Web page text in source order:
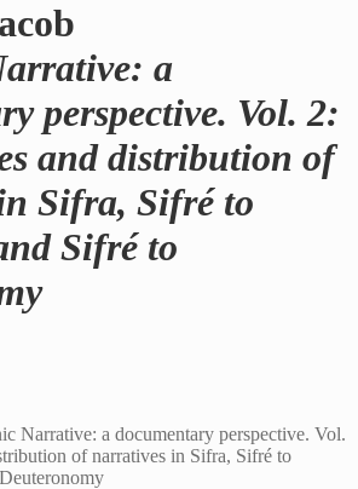
a
perspective. Vol. 2:
and distribution of
Sifra, Sifré to
Sifré to
Narrative: a documentary perspective. Vol.
of narratives in Sifra, Sifré to